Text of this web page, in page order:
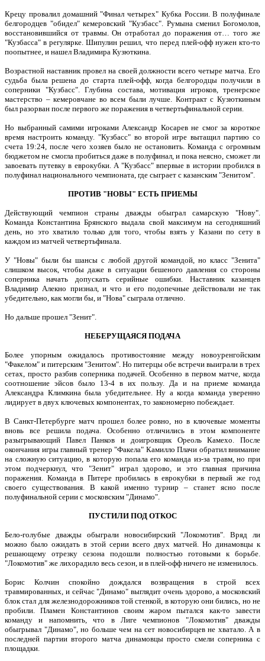
Крецу провалил домашний "Финал четырех" Кубка России. В полуфинале
белгородцев "обидел" кемеровский "Кузбасс". Румына сменил Богомолов,
восстановившийся от травмы. Он отработал до поражения от… того же
"Кузбасса" в регулярке. Шипулин решил, что перед плей-офф нужен кто-то
поопытнее, и нашел Владимира Кузюткина.
Возрастной наставник провел на своей должности всего четыре матча. Его
судьба была решена до старта плей-офф, когда белгородцы получили в
соперники "Кузбасс". Глубина состава, мотивация игроков, тренерское
мастерство – кемеровчане во всем были лучше. Контракт с Кузюткиным
был разорван после первого же поражения в четвертьфинальной серии.
Но выбранный самими игроками Александр Косарев не смог за короткое
время настроить команду. "Кузбасс" во второй игре вытащил партию со
счета 19:24, после чего хозяев было не остановить. Команда с огромным
бюджетом не смогла пробиться даже в полуфинал, и пока неясно, сможет ли
завоевать путевку в еврокубки. А "Кузбасс" впервые в истории пробился в
полуфинал национального чемпионата, где сыграет с казанским "Зенитом".
ПРОТИВ "НОВЫ" ЕСТЬ ПРИЕМЫ
Действующий чемпион страны дважды обыграл самарскую "Нову".
Команда Константина Брянского выдала свой максимум на сегодняшний
день, но это хватило только для того, чтобы взять у Казани по сету в
каждом из матчей четвертьфинала.
У "Новы" были бы шансы с любой другой командой, но класс "Зенита"
слишком высок, чтобы даже в ситуации бешеного давления со стороны
соперника начать допускать серийные ошибки. Наставник казанцев
Владимир Алекно признал, и что и его подопечные действовали не так
убедительно, как могли бы, и "Нова" сыграла отлично.
Но дальше прошел "Зенит".
НЕБЕРУЩАЯСЯ ПОДАЧА
Более упорным ожидалось противостояние между новоуренгойским
"Факелом" и питерским "Зенитом". Но питерцы обе встречи выиграли в трех
сетах, просто разбив соперника подачей. Особенно в первом матче, когда
соотношение эйсов было 13-4 в их пользу. Да и на приеме команда
Александра Климкина была убедительнее. Ну а когда команда уверенно
лидирует в двух ключевых компонентах, то закономерно побеждает.
В Санкт-Петербурге матч прошел более ровно, но в ключевые моменты
вновь все решила подача. Особенно отличились в этом компоненте
разыгрывающий Павел Панков и доигровщик Ореоль Камехо. После
окончания игры главный тренер "Факела" Камилло Плачи обратил внимание
на сложную ситуацию, в которую попала его команда из-за травм, но при
этом подчеркнул, что "Зенит" играл здорово, и это главная причина
поражения. Команда в Питере пробилась в еврокубки в первый же год
своего существования. В какой именно турнир – станет ясно после
полуфинальной серии с московским "Динамо".
ПУСТИЛИ ПОД ОТКОС
Бело-голубые дважды обыграли новосибирский "Локомотив". Вряд ли
можно было ожидать в этой серии всего двух матчей. Но динамовцы к
решающему отрезку сезона подошли полностью готовыми к борьбе.
"Локомотив" же лихорадило весь сезон, и в плей-офф ничего не изменилось.
Борис Колчин спокойно дождался возвращения в строй всех
травмированных, и сейчас "Динамо" выглядит очень здорово, а московский
блок стал для железнодорожников той стенкой, в которую они бились, но не
пробили. Пламен Константинов своим жаром пытался как-то завести
команду и напомнить, что в Лиге чемпионов "Локомотив" дважды
обыгрывал "Динамо", но больше чем на сет новосибирцев не хватало. А в
последней партии второго матча динамовцы просто смели соперника с
площадки.